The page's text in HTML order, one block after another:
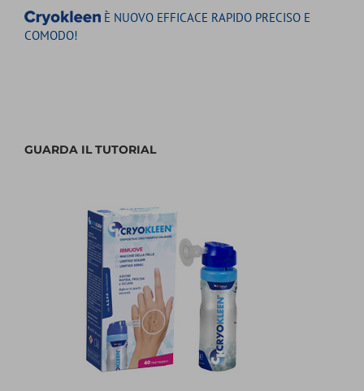
È NUOVO EFFICACE RAPIDO PRECISO E
COMODO!
GUARDA IL TUTORIAL